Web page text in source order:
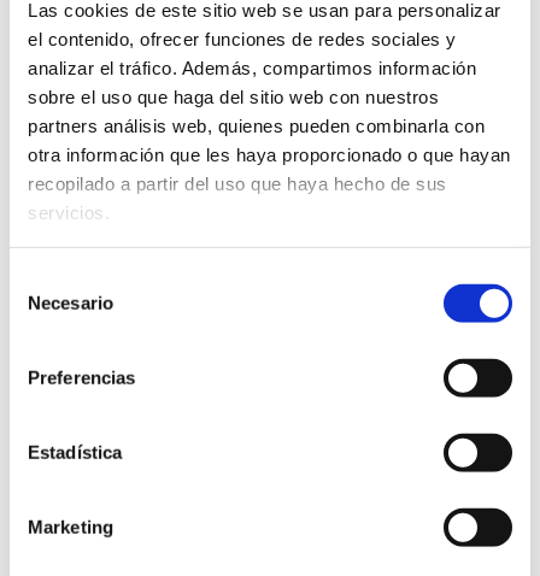
Las cookies de este sitio web se usan para personalizar
el contenido, ofrecer funciones de redes sociales y
analizar el tráfico. Además, compartimos información
sobre el uso que haga del sitio web con nuestros
partners análisis web, quienes pueden combinarla con
otra información que les haya proporcionado o que hayan
recopilado a partir del uso que haya hecho de sus
servicios.
Necesario
Preferencias
Estadística
Marketing